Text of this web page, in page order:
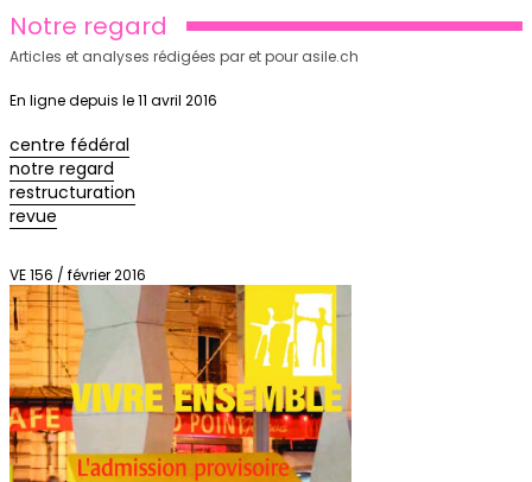
Notre regard
Articles et analyses rédigées par et pour asile.ch
En ligne depuis le 11 avril 2016
centre fédéral
notre regard
restructuration
revue
VE 156 / février 2016